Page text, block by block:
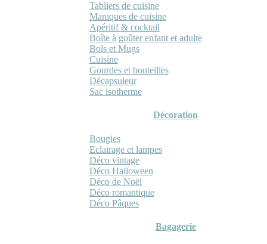
Tabliers de cuisine
Maniques de cuisine
Apéritif & cocktail
Boîte à goûter enfant et adulte
Bols et Mugs
Cuisine
Gourdes et bouteilles
Décapsuleur
Sac isotherme
Décoration
Bougies
Eclairage et lampes
Déco vintage
Déco Halloween
Déco de Noël
Déco romantique
Déco Pâques
Bagagerie